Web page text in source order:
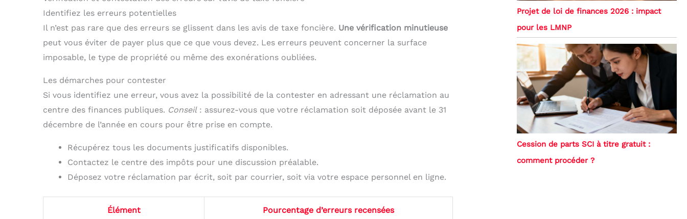
Identifiez les erreurs potentielles
Il n’est pas rare que des erreurs se glissent dans les avis de taxe foncière. Une vérification minutieuse
peut vous éviter de payer plus que ce que vous devez. Les erreurs peuvent concerner la surface
imposable, le type de propriété ou même des exonérations oubliées.
Les démarches pour contester
Si vous identifiez une erreur, vous avez la possibilité de la contester en adressant une réclamation au
centre des finances publiques. Conseil: assurez-vous que votre réclamation soit déposée avant le 31
décembre de l’année en cours pour être prise en compte.
Récupérez tous les documents justificatifs disponibles.
Contactez le centre des impôts pour une discussion préalable.
Déposez votre réclamation par écrit, soit par courrier, soit via votre espace personnel en ligne.
Élément Pourcentage d’erreurs recensées
Projet de loi de finances 2026 : impact
pour les LMNP
Cession de parts SCI à titre gratuit :
comment procéder ?